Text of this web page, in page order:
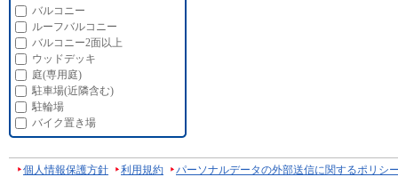
バルコニー
ルーフバルコニー
バルコニー2面以上
ウッドデッキ
庭(専用庭)
駐車場(近隣含む)
駐輪場
バイク置き場
個人情報保護方針 利用規約 パーソナルデータの外部送信に関するポリシ